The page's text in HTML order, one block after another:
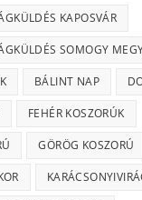
KAPOSVÁR
SOMOGY
BÁLINT NAP
FEHÉR KOSZORÚK
GÖRÖG KOSZORÚ